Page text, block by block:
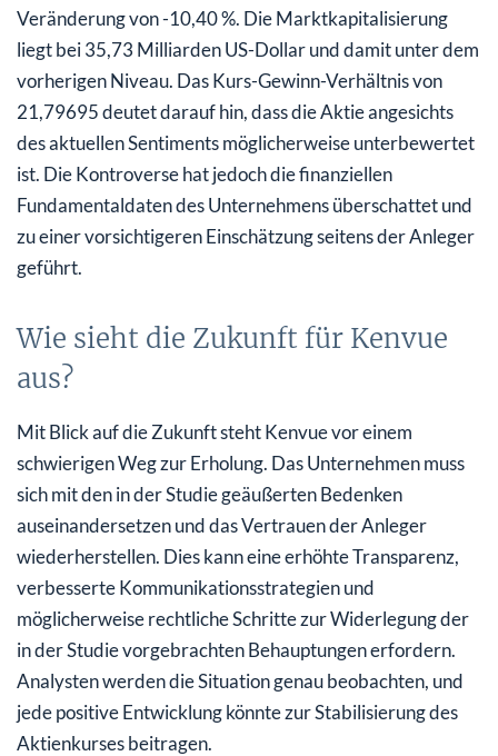
Veränderung von -10,40 %. Die Marktkapitalisierung
liegt bei 35,73 Milliarden US-Dollar und damit unter dem
vorherigen Niveau. Das Kurs-Gewinn-Verhältnis von
21,79695 deutet darauf hin, dass die Aktie angesichts
des aktuellen Sentiments möglicherweise unterbewertet
ist. Die Kontroverse hat jedoch die finanziellen
Fundamentaldaten des Unternehmens überschattet und
zu einer vorsichtigeren Einschätzung seitens der Anleger
geführt.
Wie sieht die Zukunft für Kenvue
aus?
Mit Blick auf die Zukunft steht Kenvue vor einem
schwierigen Weg zur Erholung. Das Unternehmen muss
sich mit den in der Studie geäußerten Bedenken
auseinandersetzen und das Vertrauen der Anleger
wiederherstellen. Dies kann eine erhöhte Transparenz,
verbesserte Kommunikationsstrategien und
möglicherweise rechtliche Schritte zur Widerlegung der
in der Studie vorgebrachten Behauptungen erfordern.
Analysten werden die Situation genau beobachten, und
jede positive Entwicklung könnte zur Stabilisierung des
Aktienkurses beitragen.